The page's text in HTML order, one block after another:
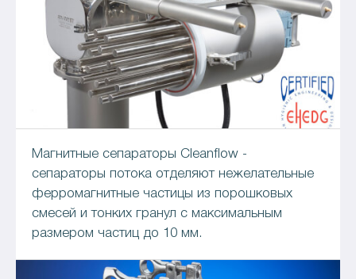
Магнитные сепараторы Cleanflow -
сепараторы потока отделяют нежелательные
ферромагнитные частицы из порошковых
смесей и тонких гранул с максимальным
размером частиц до 10 мм.